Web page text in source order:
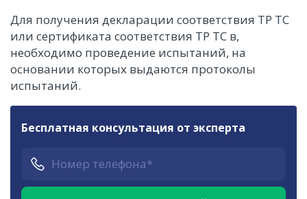
Для получения декларации соответствия ТР ТС
или сертификата соответствия ТР ТС в,
необходимо проведение испытаний, на
основании которых выдаются протоколы
испытаний.
Бесплатная консультация от эксперта